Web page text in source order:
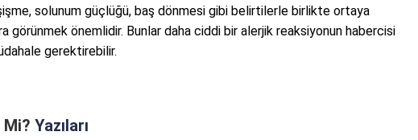
solunum güçlüğü, baş dönmesi gibi belirtilerle birlikte ortaya
görünmek önemlidir. Bunlar daha ciddi bir alerjik reaksiyonun habercisi
gerektirebilir.
Mi? Yazıları